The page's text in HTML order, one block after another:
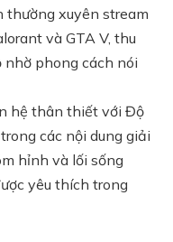
thường xuyên stream
và GTA V, thu
nhờ phong cách nói
hệ thân thiết với Độ
các nội dung giải
hỉnh và lối sống
yêu thích trong